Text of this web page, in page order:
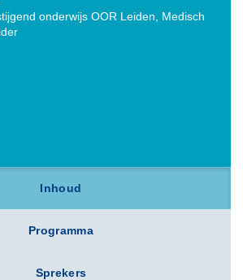
onderwijs OOR Leiden, Medisch
Inhoud
Programma
Sprekers